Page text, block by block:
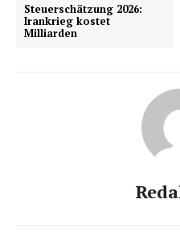
Steuerschätzung 2026:
Irankrieg kostet
Milliarden